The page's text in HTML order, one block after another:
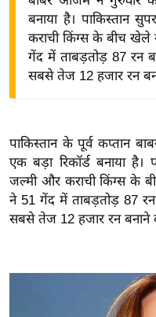
द्यो
त
वि
शे
ष
ज्ञ
बनाया है। पाकिस्तान
कराची किंग्स के बीच खेले
गेंद में ताबड़तोड़ 87 रन
सबसे तेज 12 हजार रन
पाकिस्तान के पूर्व कप्तान
एक बड़ा रिकॉर्ड बनाया
जल्मी और कराची किंग्स के
ने 51 गेंद में ताबड़तोड़ 87
सबसे तेज 12 हजार रन बनाने